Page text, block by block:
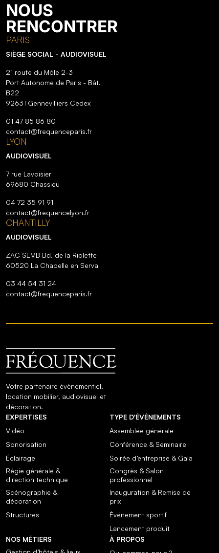
NOUS
RENCONTRER
PARIS
SIÈGE SOCIAL - AUDIOVISUEL
21 route du Môle 2-3
Port Autonome de Paris - Bât.
B22
92631 Gennevilliers Cedex
01 47 85 86 80
contact@frequenceparis.fr
LYON
AUDIOVISUEL
7 rue Lavoisier
69680 Chassieu
04 72 35 91 91
contact@frequencelyon.fr
CHANTILLY
AUDIOVISUEL
ZAC SEMB Bd. de la Riolette
60520 La Chapelle en Serval
03 44 54 31 24
contact@frequenceparis.fr
Votre partenaire évènementiel,
location mobilier, audiovisuel et
décoration.
EXPERTISES
Vidéo
Sonorisation
Éclairage
Régie générale &
direction technique
Scénographie &
décoration
Structures
TYPE D'ÉVÉNEMENTS
Assemblée générale
Conférence & Séminaire
Soirée d’entreprise & Gala
Congrès & Salon
professionnel
Inauguration & Remise de
prix
Événement sportif
Lancement produit
NOS MÉTIERS
À PROPOS